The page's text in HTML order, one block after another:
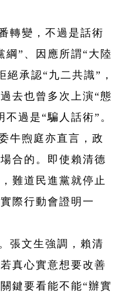
轉變，不過是話術
綱”、因應所謂“大陸
絕承認“九二共識”，
去也曾多次上演“態
過是“騙人話術”。
牛煦庭亦直言，政
合的。即使賴清德
難道民進黨就停止
際行動會證明一
張文生強調，賴清
真心實意想要改善
鍵要看能不能“辦實